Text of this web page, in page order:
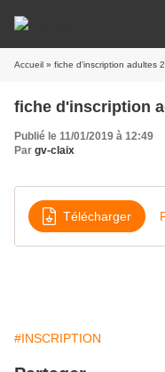
Accueil » fiche d'inscription adultes
fiche d'inscription
Publié le 11/01/2019 à 12:49
Par gv-claix
Télécharger
#INSCRIPTION